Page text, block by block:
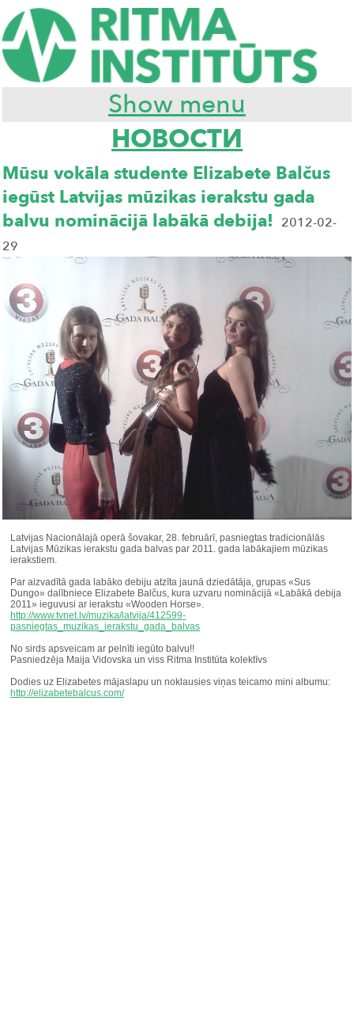
Show menu
НОВОСТИ
Mūsu vokāla studente Elizabete Balčus
iegūst Latvijas mūzikas ierakstu gada
balvu nominācijā labākā debija! 2012-02-
29
Latvijas Nacionālajā operā šovakar, 28. februārī, pasniegtas tradicionālās
Latvijas Mūzikas ierakstu gada balvas par 2011. gada labākajiem mūzikas
ierakstiem.
Par aizvadītā gada labāko debiju atzīta jaunā dziedātāja, grupas «Sus
Dungo» dalībniece Elizabete Balčus, kura uzvaru nominācijā «Labākā debija
2011» ieguvusi ar ierakstu «Wooden Horse».
http://www.tvnet.lv/muzika/latvija/412599-
pasniegtas_muzikas_ierakstu_gada_balvas
No sirds apsveicam ar pelnīti iegūto balvu!!
Pasniedzēja Maija Vidovska un viss Ritma Institūta kolektīvs
Dodies uz Elizabetes mājaslapu un noklausies viņas teicamo mini albumu:
http://elizabetebalcus.com/